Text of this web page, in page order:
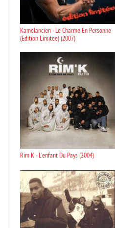
Kamelancien - Le Charme En Personne
(Edition Limitee) (2007)
Rim K - L'enfant Du Pays (2004)